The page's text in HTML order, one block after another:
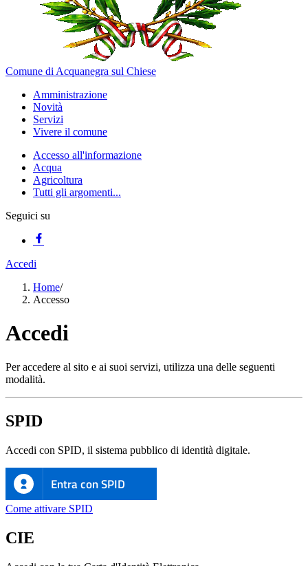
Comune di Acquanegra sul Chiese
Amministrazione
Novità
Servizi
Vivere il comune
Accesso all'informazione
Acqua
Agricoltura
Tutti gli argomenti...
Seguici su
Accedi
Home/
Accesso
Accedi
Per accedere al sito e ai suoi servizi, utilizza una delle seguenti
modalità.
SPID
Accedi con SPID, il sistema pubblico di identità digitale.
Entra con SPID
Come attivare SPID
CIE